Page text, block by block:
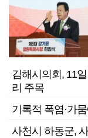
김해시의회, 11
리 주목
기록적 폭염·가
사천시 하동군,